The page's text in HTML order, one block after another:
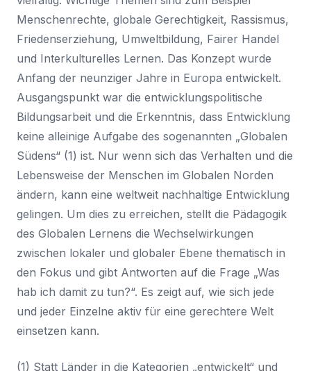
Menschenrechte, globale Gerechtigkeit, Rassismus,
Friedenserziehung, Umweltbildung, Fairer Handel
und Interkulturelles Lernen. Das Konzept wurde
Anfang der neunziger Jahre in Europa entwickelt.
Ausgangspunkt war die entwicklungspolitische
Bildungsarbeit und die Erkenntnis, dass Entwicklung
keine alleinige Aufgabe des sogenannten „Globalen
Südens“ (1) ist. Nur wenn sich das Verhalten und die
Lebensweise der Menschen im Globalen Norden
ändern, kann eine weltweit nachhaltige Entwicklung
gelingen. Um dies zu erreichen, stellt die Pädagogik
des Globalen Lernens die Wechselwirkungen
zwischen lokaler und globaler Ebene thematisch in
den Fokus und gibt Antworten auf die Frage „Was
hab ich damit zu tun?“. Es zeigt auf, wie sich jede
und jeder Einzelne aktiv für eine gerechtere Welt
einsetzen kann.
(1) Statt Länder in die Kategorien „entwickelt“ und